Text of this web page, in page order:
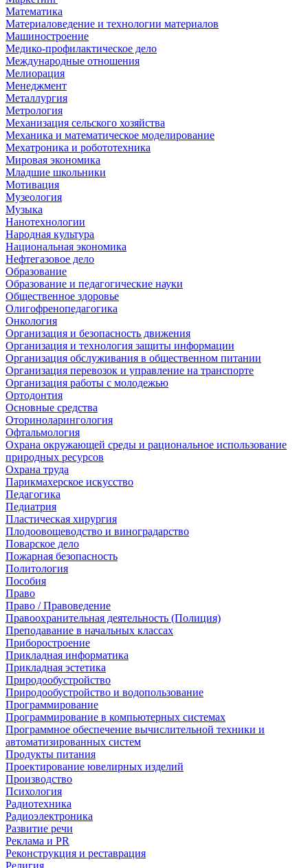
Математика
Материаловедение и технологии материалов
Машиностроение
Медико-профилактическое дело
Международные отношения
Мелиорация
Менеджмент
Металлургия
Метрология
Механизация сельского хозяйства
Механика и математическое моделирование
Мехатроника и робототехника
Мировая экономика
Младшие школьники
Мотивация
Музеология
Музыка
Нанотехнологии
Народная культура
Национальная экономика
Нефтегазовое дело
Образование
Образование и педагогические науки
Общественное здоровье
Олигофренопедагогика
Онкология
Организация и безопасность движения
Организация и технология защиты информации
Организация обслуживания в общественном питании
Организация перевозок и управление на транспорте
Организация работы с молодежью
Ортодонтия
Основные средства
Оториноларингология
Офтальмология
Охрана окружающей среды и рациональное использование
природных ресурсов
Охрана труда
Парикмахерское искусство
Педагогика
Педиатрия
Пластическая хирургия
Плодоовощеводство и виноградарство
Поварское дело
Пожарная безопасность
Политология
Пособия
Право
Право / Правоведение
Правоохранительная деятельность (Полиция)
Преподавание в начальных классах
Приборостроение
Прикладная информатика
Прикладная эстетика
Природообустройство
Природообустройство и водопользование
Программирование
Программирование в компьютерных системах
Программное обеспечение вычислительной техники и
автоматизированных систем
Продукты питания
Проектирование ювелирных изделий
Производство
Психология
Радиотехника
Радиоэлектроника
Развитие речи
Реклама и PR
Реконструкция и реставрация
Религия